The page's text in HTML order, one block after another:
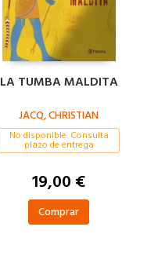
LA TUMBA MALDITA
JACQ, CHRISTIAN
No disponible. Consulta
plazo de entrega
19,00 €
Comprar